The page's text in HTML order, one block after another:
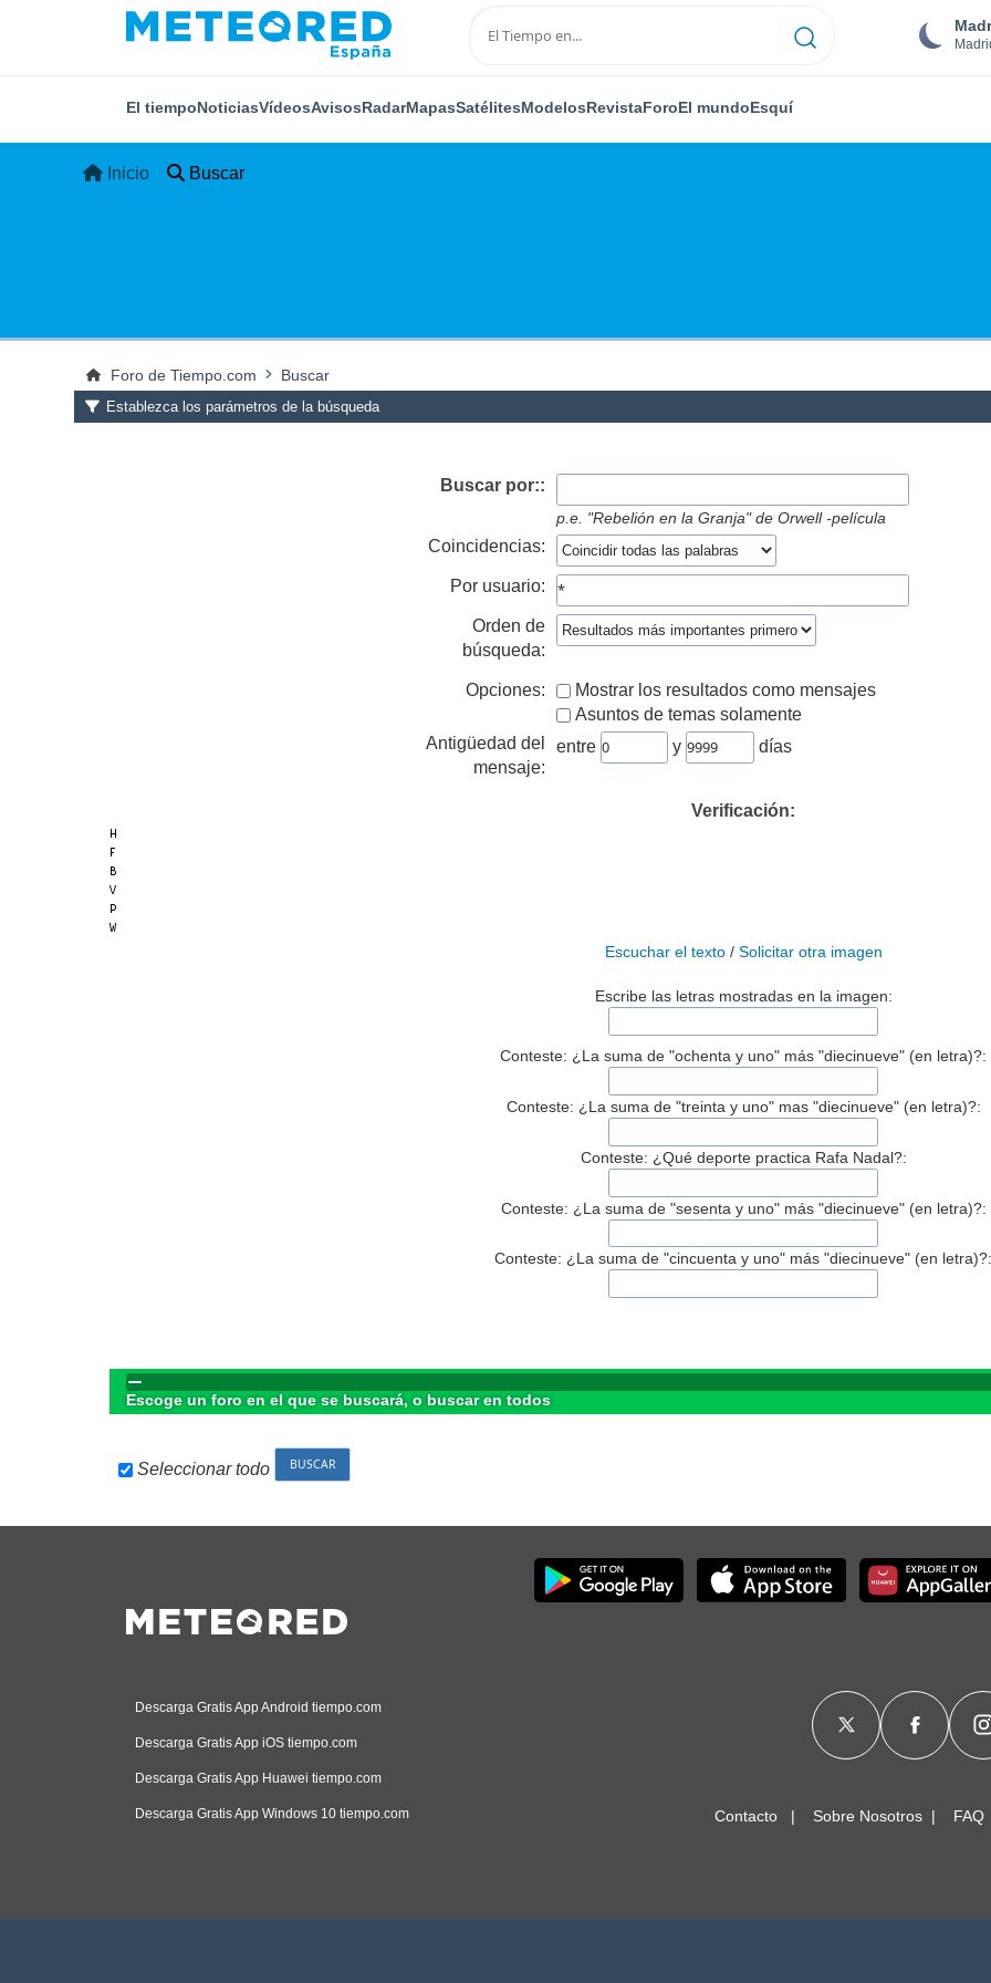
El tiempoNoticiasVídeosAvisosRadarMapasSatélitesModelosRevistaForoEl mundoEsquí
Inicio Buscar
Foro de Tiempo.com Buscar
Establezca los parámetros de la búsqueda
Buscar por::
p.e. "Rebelión en la Granja" de Orwell -película
Coincidencias:
Por usuario:
Orden de
búsqueda:
Opciones:
Mostrar los resultados como mensajes
Asuntos de temas solamente
Antigüedad del
mensaje:
entre y días
Verificación:
Escuchar el texto/ Solicitar otra imagen
Escribe las letras mostradas en la imagen:
Conteste: ¿La suma de "ochenta y uno" más "diecinueve" (en letra)?:
Conteste: ¿La suma de "treinta y uno" mas "diecinueve" (en letra)?:
Conteste: ¿Qué deporte practica Rafa Nadal?:
Conteste: ¿La suma de "sesenta y uno" más "diecinueve" (en letra)?:
Conteste: ¿La suma de "cincuenta y uno" más "diecinueve" (en letra)?:
Escoge un foro en el que se buscará, o buscar en todos
Seleccionar todo
Descarga Gratis App Android tiempo.com
Descarga Gratis App iOS tiempo.com
Descarga Gratis App Huawei tiempo.com
Descarga Gratis App Windows 10 tiempo.com Contacto Sobre Nosotros FAQ